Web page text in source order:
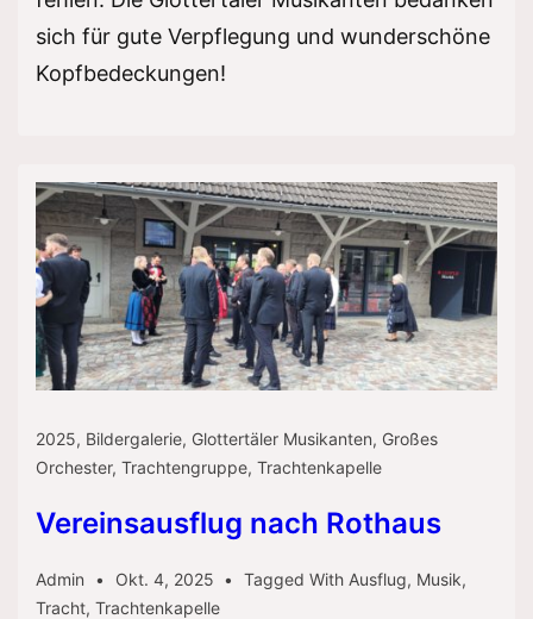
sich für gute Verpflegung und wunderschöne
Kopfbedeckungen!
2025, Bildergalerie, Glottertäler Musikanten, Großes
Orchester, Trachtengruppe, Trachtenkapelle
Vereinsausflug nach Rothaus
Admin Okt. 4, 2025 Tagged With Ausflug, Musik,
Tracht, Trachtenkapelle